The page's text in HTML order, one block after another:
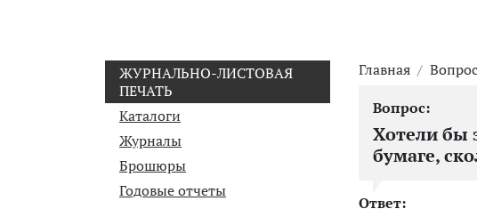
ЖУРНАЛЬНО-ЛИСТОВАЯ
ПЕЧАТЬ
Каталоги
Журналы
Брошюры
Годовые отчеты
Главная
Хотели бы
бумаге,
Ответ: